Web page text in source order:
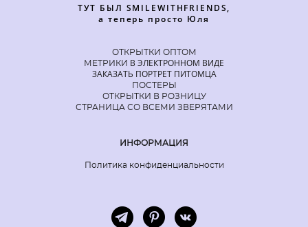
ТУТ БЫЛ SMILEWITHFRIENDS,
а теперь просто Юля
ОТКРЫТКИ ОПТОМ
МЕТРИКИ В ЭЛЕКТРОННОМ ВИДЕ
ЗАКАЗАТЬ ПОРТРЕТ ПИТОМЦА
ПОСТЕРЫ
ОТКРЫТКИ В РОЗНИЦУ
СТРАНИЦА СО ВСЕМИ ЗВЕРЯТАМИ
ИНФОРМАЦИЯ
Политика конфиденциальности